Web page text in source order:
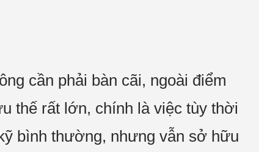
cần phải bàn cãi, ngoài điểm
thế rất lớn, chính là việc tùy thời
bình thường, nhưng vẫn sở hữu